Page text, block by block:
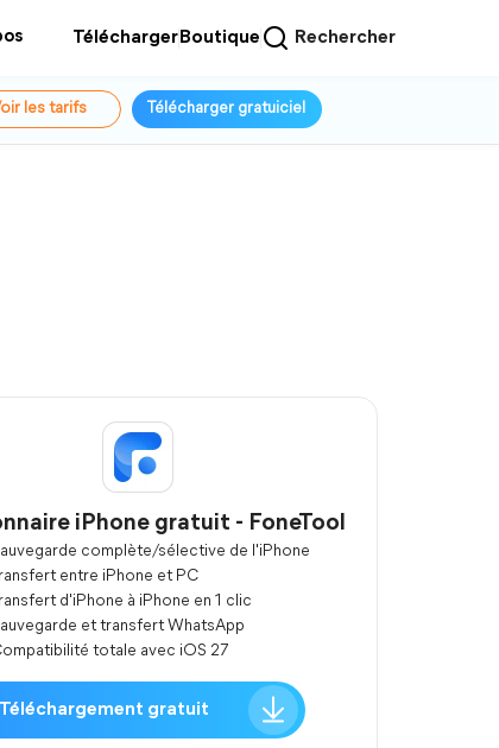
Télécharger Boutique Rechercher
les tarifs Télécharger gratuiciel
iPhone gratuit - FoneTool
complète/sélective de l'iPhone
entre iPhone et PC
d'iPhone à iPhone en 1 clic
et transfert WhatsApp
totale avec iOS 27
Téléchargement gratuit